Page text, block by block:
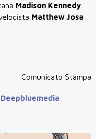
Madison Kennedy
Matthew Josa
Comunicato Stampa